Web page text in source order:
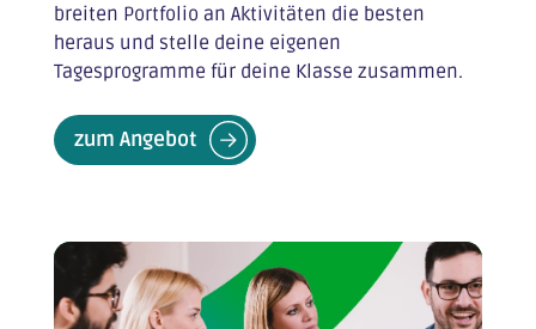
breiten Portfolio an Aktivitäten die besten
heraus und stelle deine eigenen
Tagesprogramme für deine Klasse zusammen.
zum Angebot